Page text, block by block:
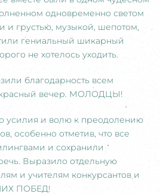
одновременно светом
и грустью, музыкой, шепотом,
гениальный шикарный
не хотелось уходить.
благодарность всем
вечер. МОЛОДЦЫ!
усилия и волю к преодолению
особенно отметив, что все
и сохранили
Выразило отдельную
и учителям конкурсантов и
ПОБЕД!